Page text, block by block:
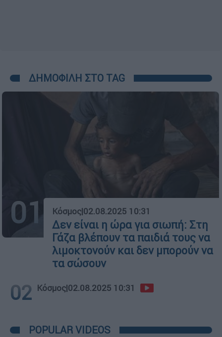
ΔΗΜΟΦΙΛΗ ΣΤΟ TAG
01 Κόσμος|02.08.2025 10:31
Δεν είναι η ώρα για σιωπή: Στη
Γάζα βλέπουν τα παιδιά τους να
λιμοκτονούν και δεν μπορούν να
τα σώσουν
02 Κόσμος|02.08.2025 10:31
POPULAR VIDEOS